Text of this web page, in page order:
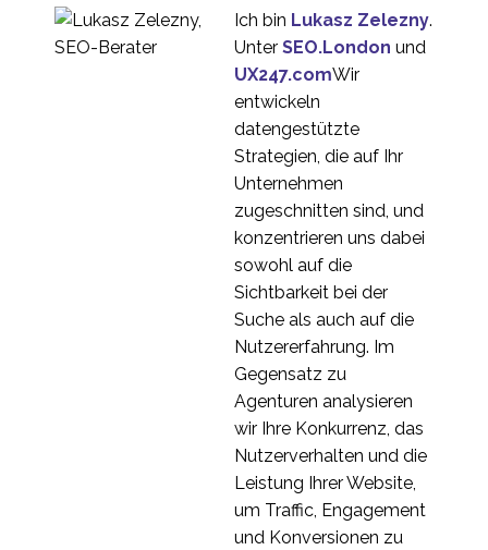
Glücksspielbranche
1
13 März 2019
5 Tipps für die
Customer Journey
0
Budgetierung der
internationalen
Nutzerforschung
3
Nutzerforschung in
3
Best Practice für Web-
Benutzererfahrung
1
Benutzererfahrung
0
Benutzerfreundlichkeit
0
UX-Forschung in
Ich bin Lukasz Zelezny.
Unter SEO.London und
UX247.comWir
entwickeln
datengestützte
Strategien, die auf Ihr
Unternehmen
zugeschnitten sind, und
konzentrieren uns dabei
sowohl auf die
Sichtbarkeit bei der
Suche als auch auf die
Nutzererfahrung. Im
Gegensatz zu
Agenturen analysieren
wir Ihre Konkurrenz, das
Nutzerverhalten und die
Leistung Ihrer Website,
um Traffic, Engagement
und Konversionen zu